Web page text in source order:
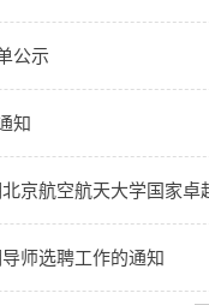
公示
知
京航空航天大学国家
师选聘工作的通知